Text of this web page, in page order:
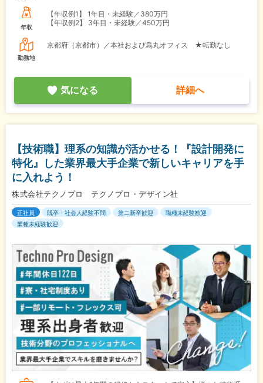
年収
【年収例1】
1年目・未経験／380万円
【年収例2】
3年目・未経験／450万円
勤務地
京都府（京都市）／本社および烏丸オフィス ★転勤なし
気になる 詳細へ
【技術職】理系の知識が活かせる！『設計開発に
特化』した業界最大手企業で新しいキャリアを手
に入れよう！
株式会社テクノプロ テクノプロ・デザイン社
正社員 既卒・社会人経験不問 第二新卒歓迎
職種未経験歓迎
業種未経験歓迎